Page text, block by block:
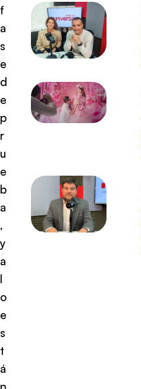
f
a
s
e
d
e
p
r
u
e
b
a
,
y
a
l
o
e
s
t
á